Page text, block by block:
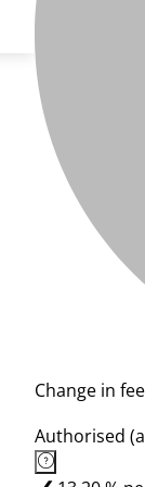
Change in
Authorised